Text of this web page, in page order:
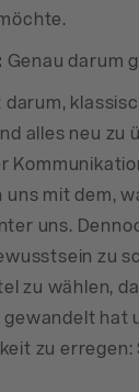
Genau darum
darum,
alles neu zu
mit dem,
uns.
zu
zu wählen,
hat
zu erregen: